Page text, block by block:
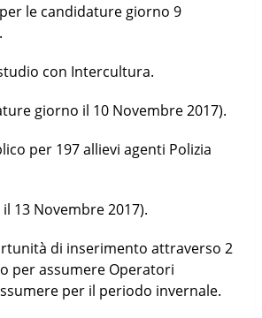
le candidature giorno 9
con Intercultura.
giorno il 10 Novembre 2017).
per 197 allievi agenti Polizia
13 Novembre 2017).
di inserimento attraverso 2
per assumere Operatori
per il periodo invernale.